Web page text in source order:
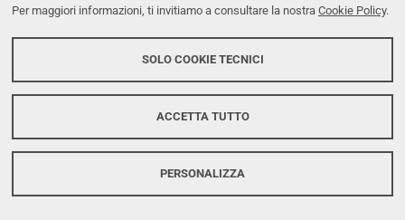
Per maggiori informazioni, ti invitiamo a consultare la nostra Cookie Policy.
SOLO COOKIE TECNICI
ACCETTA TUTTO
PERSONALIZZA
Umanistici sd.pdf
Bando di selezione n. 12-2025 del Dip. di Studi
Umanistici sd.pdf
Bando di selezione n. 13-2025 del Dip. di Studi
Umanistici sd.pdf